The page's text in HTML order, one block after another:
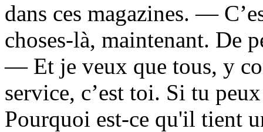
dans ces magazines. —
choses-là, maintenant. De
— Et je veux que tous, y
service, c’est toi. Si tu
Pourquoi est-ce qu'il tient